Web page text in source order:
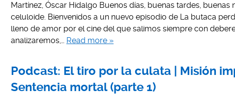
Martínez, Óscar Hidalgo Buenos días, buenas tardes, buenas
celuloide. Bienvenidos a un nuevo episodio de La butaca
lleno de amor por el cine del que salimos siempre con
analizaremos,… Read more »
Podcast: El tiro por la culata | Misión
Sentencia mortal (parte 1)